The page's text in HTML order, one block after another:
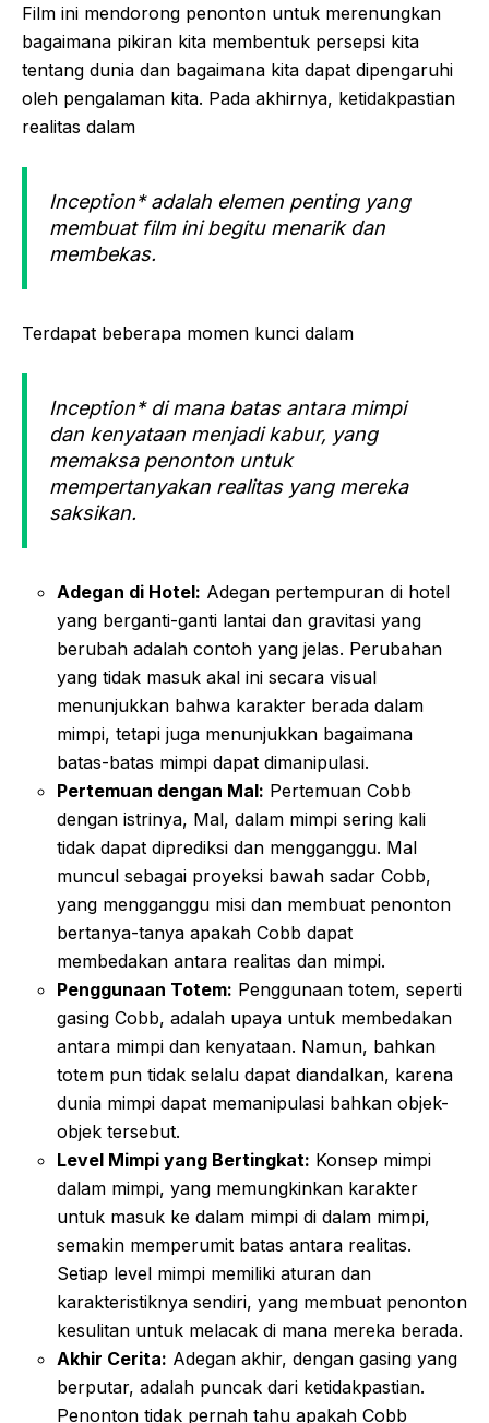
Film ini mendorong penonton untuk merenungkan
bagaimana pikiran kita membentuk persepsi kita
tentang dunia dan bagaimana kita dapat dipengaruhi
oleh pengalaman kita. Pada akhirnya, ketidakpastian
realitas dalam
Inception* adalah elemen penting yang
membuat film ini begitu menarik dan
membekas.
Terdapat beberapa momen kunci dalam
Inception* di mana batas antara mimpi
dan kenyataan menjadi kabur, yang
memaksa penonton untuk
mempertanyakan realitas yang mereka
saksikan.
Adegan di Hotel: Adegan pertempuran di hotel
yang berganti-ganti lantai dan gravitasi yang
berubah adalah contoh yang jelas. Perubahan
yang tidak masuk akal ini secara visual
menunjukkan bahwa karakter berada dalam
mimpi, tetapi juga menunjukkan bagaimana
batas-batas mimpi dapat dimanipulasi.
Pertemuan dengan Mal: Pertemuan Cobb
dengan istrinya, Mal, dalam mimpi sering kali
tidak dapat diprediksi dan mengganggu. Mal
muncul sebagai proyeksi bawah sadar Cobb,
yang mengganggu misi dan membuat penonton
bertanya-tanya apakah Cobb dapat
membedakan antara realitas dan mimpi.
Penggunaan Totem: Penggunaan totem, seperti
gasing Cobb, adalah upaya untuk membedakan
antara mimpi dan kenyataan. Namun, bahkan
totem pun tidak selalu dapat diandalkan, karena
dunia mimpi dapat memanipulasi bahkan objek-
objek tersebut.
Level Mimpi yang Bertingkat: Konsep mimpi
dalam mimpi, yang memungkinkan karakter
untuk masuk ke dalam mimpi di dalam mimpi,
semakin memperumit batas antara realitas.
Setiap level mimpi memiliki aturan dan
karakteristiknya sendiri, yang membuat penonton
kesulitan untuk melacak di mana mereka berada.
Akhir Cerita: Adegan akhir, dengan gasing yang
berputar, adalah puncak dari ketidakpastian.
Penonton tidak pernah tahu apakah Cobb